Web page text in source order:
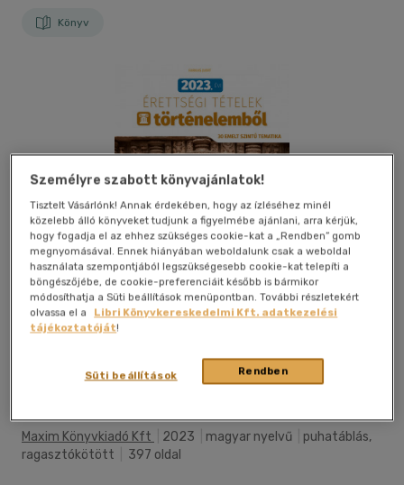
Könyv
Maxim Könyvkiadó Kft
2023 magyar nyelvű
puhatáblás,
ragasztókötött
397 oldal
Személyre szabott könyvajánlatok!
Tisztelt Vásárlónk! Annak érdekében, hogy az ízléséhez minél
közelebb álló könyveket tudjunk a figyelmébe ajánlani, arra kérjük,
hogy fogadja el az ehhez szükséges cookie-kat a „Rendben” gomb
megnyomásával. Ennek hiányában weboldalunk csak a weboldal
használata szempontjából legszükségesebb cookie-kat telepíti a
böngészőjébe, de cookie-preferenciáit később is bármikor
módosíthatja a Süti beállítások menüpontban. További részletekért
olvassa el a
Libri Könyvkereskedelmi Kft. adatkezelési
tájékoztatóját!
Rendben
Süti beállítások